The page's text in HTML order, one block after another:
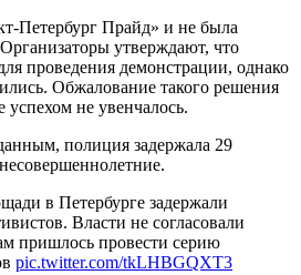
Петербург Прайд» и не была
утверждают, что
проведения демонстрации, однако
Обжалование такого решения
успехом не увенчалось.
полиция задержала 29
в Петербурге задержали
Власти не согласовали
пришлось провести серию
pic.twitter.com/tkLHBGQXT3